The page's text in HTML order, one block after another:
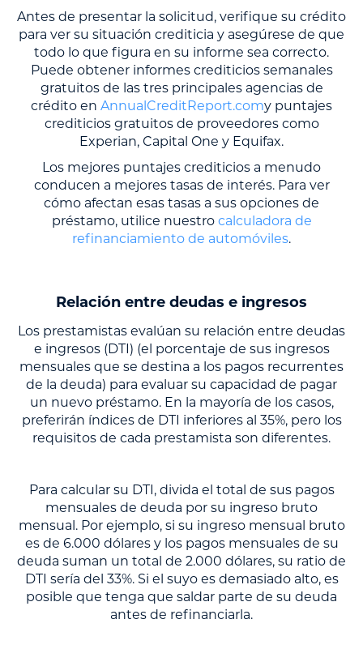
Antes de presentar la solicitud, verifique su crédito
para ver su situación crediticia y asegúrese de que
todo lo que figura en su informe sea correcto.
Puede obtener informes crediticios semanales
gratuitos de las tres principales agencias de
crédito en AnnualCreditReport.comy puntajes
crediticios gratuitos de proveedores como
Experian, Capital One y Equifax.
Los mejores puntajes crediticios a menudo
conducen a mejores tasas de interés. Para ver
cómo afectan esas tasas a sus opciones de
préstamo, utilice nuestro calculadora de
refinanciamiento de automóviles.
Relación entre deudas e ingresos
Los prestamistas evalúan su relación entre deudas
e ingresos (DTI) (el porcentaje de sus ingresos
mensuales que se destina a los pagos recurrentes
de la deuda) para evaluar su capacidad de pagar
un nuevo préstamo. En la mayoría de los casos,
preferirán índices de DTI inferiores al 35%, pero los
requisitos de cada prestamista son diferentes.
Para calcular su DTI, divida el total de sus pagos
mensuales de deuda por su ingreso bruto
mensual. Por ejemplo, si su ingreso mensual bruto
es de 6.000 dólares y los pagos mensuales de su
deuda suman un total de 2.000 dólares, su ratio de
DTI sería del 33%. Si el suyo es demasiado alto, es
posible que tenga que saldar parte de su deuda
antes de refinanciarla.